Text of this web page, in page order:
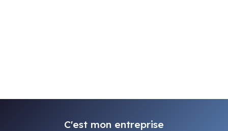
C'est mon entreprise